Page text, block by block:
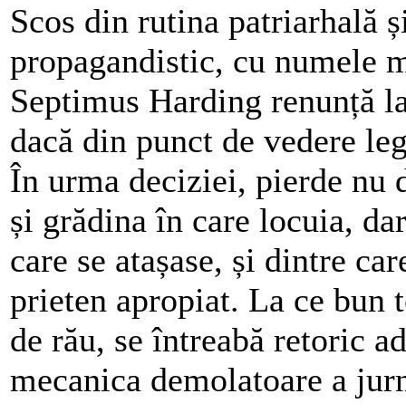
Scos din rutina patriarhală
propagandistic, cu numele
Septimus Harding renunță
dacă din punct de vedere
În urma deciziei, pierde nu
și grădina în care locuia,
care se atașase, și dintre
prieten apropiat. La ce bun
de rău, se întreabă retoric
mecanica demolatoare a